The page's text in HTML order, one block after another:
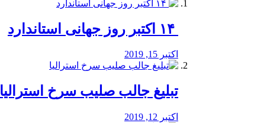
اکتبر 15, 2019
تبلیغ جالب صلیب سرخ استرالیا
اکتبر 12, 2019